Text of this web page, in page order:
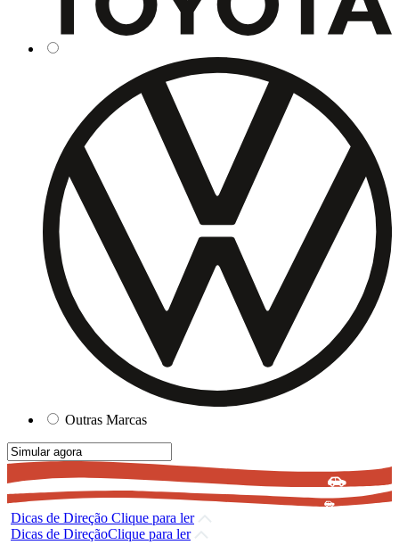
Outras Marcas
Dicas de Direção Clique para ler
Dicas de DireçãoClique para ler